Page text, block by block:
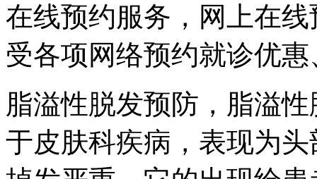
在线预约服务，网上在
受各项网络预约就诊优
脂溢性脱发预防，脂溢
于皮肤科疾病，表现为